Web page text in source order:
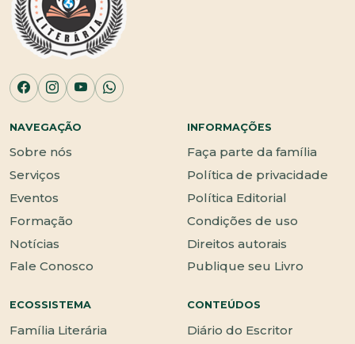
NAVEGAÇÃO
Sobre nós
Serviços
Eventos
Formação
Notícias
Fale Conosco
INFORMAÇÕES
Faça parte da família
Política de privacidade
Política Editorial
Condições de uso
Direitos autorais
Publique seu Livro
ECOSSISTEMA
Família Literária
CONTEÚDOS
Diário do Escritor